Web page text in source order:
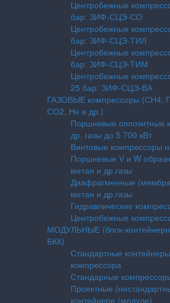
Центробежные
бар: ЗИФ-СЦЭ-СО
Центробежные
бар: ЗИФ-СЦЭ-ТИЛ
Центробежные
бар: ЗИФ-СЦЭ-ТИМ
Центробежные
25 бар: ЗИФ-СЦЭ-ВА
ГАЗОВЫЕ компрессоры (СН4,
СО2, Не и др.)
Поршневые оппозитные
др. газы до 5 700 кВт
Винтовые компрессоры
Поршневые V и W
метан и др.газы
Диафрагменные
метан и др.газы
Гидравлические
Центробежные
МОДУЛЬНЫЕ (блок-
БКК)
Стандартные
компрессора
Стандарные
Проектные
контейнере (модуле)